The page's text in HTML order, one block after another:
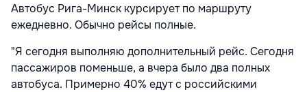
Автобус Рига-Минск курсирует по маршруту
ежедневно. Обычно рейсы полные.
"Я сегодня выполняю дополнительный рейс. Сегодня
пассажиров поменьше, а вчера было два полных
автобуса. Примерно 40% едут с российскими